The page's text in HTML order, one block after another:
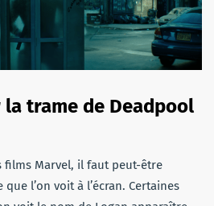
trame de Deadpool
films Marvel, il faut peut-être
l’on voit à l’écran. Certaines